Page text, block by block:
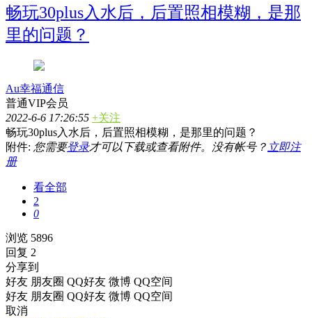
畅玩30plus入水后，后置照相模糊，是那
里的问题？
Au幸福通信
普通VIP会员
2022-6-6 17:26:55 +关注
畅玩30plus入水后，后置照相模糊，是那里的问题？
附件: 您需要登录才可以下载或查看附件。没有帐号？ 立即注
册
看全部
2
0
浏览 5896
回复 2
分享到
好友 朋友圈 QQ好友 微博 QQ空间
好友 朋友圈 QQ好友 微博 QQ空间
取消